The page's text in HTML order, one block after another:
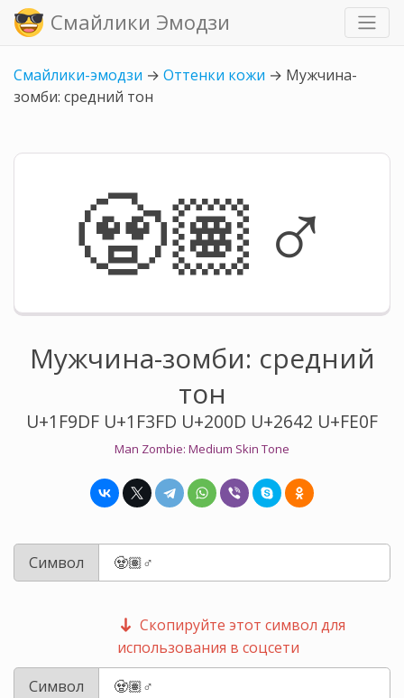
Смайлики Эмодзи
Смайлики-эмодзи → Оттенки кожи → Мужчина-
зомби: средний тон
🧟🏽‍♂️
Мужчина-зомби: средний
тон
U+1F9DF U+1F3FD U+200D U+2642 U+FE0F
Man Zombie: Medium Skin Tone
Символ
Скопируйте этот символ для
использования в соцсети
Символ